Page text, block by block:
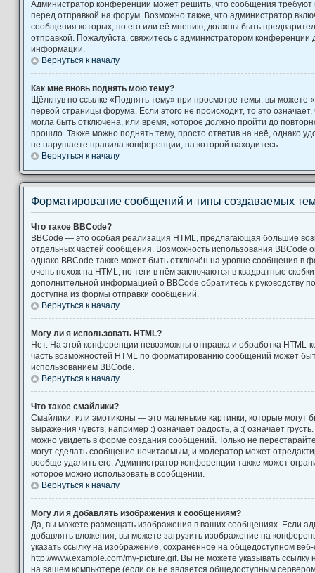
Администратор конференции может решить, что сообщения требуют
перед отправкой на форум. Возможно также, что администратор
сообщения которых, по его или её мнению, должны быть
отправкой. Пожалуйста, свяжитесь с администратором конференции
информации.
Вернуться к началу
Как мне вновь поднять мою тему?
Щёлкнув по ссылке «Поднять тему» при просмотре темы, вы можете
первой страницы форума. Если этого не происходит, то это
могла быть отключена, или время, которое должно пройти до
прошло. Также можно поднять тему, просто ответив на неё, однако
не нарушаете правила конференции, на которой находитесь.
Вернуться к началу
Форматирование сообщений и типы создаваемых
Что такое BBCode?
BBCode — это особая реализация HTML, предлагающая большие
отдельных частей сообщения. Возможность использования BBCode
однако BBCode также может быть отключён на уровне сообщения в
очень похож на HTML, но теги в нём заключаются в квадратные
дополнительной информацией о BBCode обратитесь к руководству
доступна из формы отправки сообщений.
Вернуться к началу
Могу ли я использовать HTML?
Нет. На этой конференции невозможны отправка и обработка
часть возможностей HTML по форматированию сообщений может
использованием BBCode.
Вернуться к началу
Что такое смайлики?
Смайлики, или эмотиконы — это маленькие картинки, которые могут
выражения чувств, например :) означает радость, а :( означает
можно увидеть в форме создания сообщений. Только не
могут сделать сообщение нечитаемым, и модератор может
вообще удалить его. Администратор конференции также может
которое можно использовать в сообщении.
Вернуться к началу
Могу ли я добавлять изображения к сообщениям?
Да, вы можете размещать изображения в ваших сообщениях. Если
добавлять вложения, вы можете загрузить изображение на
указать ссылку на изображение, сохранённое на общедоступном
http://www.example.com/my-picture.gif. Вы не можете указывать
на вашем компьютере (если он не является общедоступным